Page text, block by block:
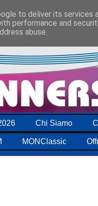
Chi Siamo
MONClassic
to deliver its services
performance and
abuse.